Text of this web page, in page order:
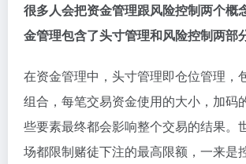
很多人会把资金管理跟风险控制两个概
金管理包含了头寸管理和风险控制两部
在资金管理中，头寸管理即仓位管理，
组合，每笔交易资金使用的大小，加码
些要素最终都会影响整个交易的结果。
场都限制赌徒下注的最高限额，一来是